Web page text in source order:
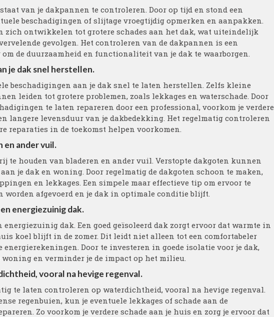
van je dakpannen te controleren. Door op tijd en stond een
beschadigingen of slijtage vroegtijdig opmerken en aanpakken.
zich ontwikkelen tot grotere schades aan het dak, wat uiteindelijk
gevolgen. Het controleren van de dakpannen is een
de duurzaamheid en functionaliteit van je dak te waarborgen.
je dak snel herstellen.
beschadigingen aan je dak snel te laten herstellen. Zelfs kleine
leiden tot grotere problemen, zoals lekkages en waterschade. Door
te laten repareren door een professional, voorkom je verdere
langere levensduur van je dakbedekking. Het regelmatig controleren
reparaties in de toekomst helpen voorkomen.
en ander vuil.
te houden van bladeren en ander vuil. Verstopte dakgoten kunnen
je dak en woning. Door regelmatig de dakgoten schoon te maken,
en lekkages. Een simpele maar effectieve tip om ervoor te
worden afgevoerd en je dak in optimale conditie blijft.
energiezuinig dak.
dak. Een goed geïsoleerd dak zorgt ervoor dat warmte in
koel blijft in de zomer. Dit leidt niet alleen tot een comfortabeler
Door te investeren in goede isolatie voor je dak,
en verminder je de impact op het milieu.
vooral na hevige regenval.
te laten controleren op waterdichtheid, vooral na hevige regenval.
regenbuien, kun je eventuele lekkages of schade aan de
Zo voorkom je verdere schade aan je huis en zorg je ervoor dat